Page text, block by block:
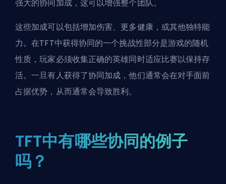
强大的协同加成，这可以增强整个团队。
这些加成可以包括增加伤害、更多健康，或其他独特能
力。在TFT中获得协同的一个挑战性部分是游戏的随机
性质，玩家必须收集正确的英雄同时适应比赛以保持存
活。一旦有人获得了协同加成，他们通常会在对手面前
占据优势，从而通常会导致胜利。
TFT中有哪些协同的例子
吗？